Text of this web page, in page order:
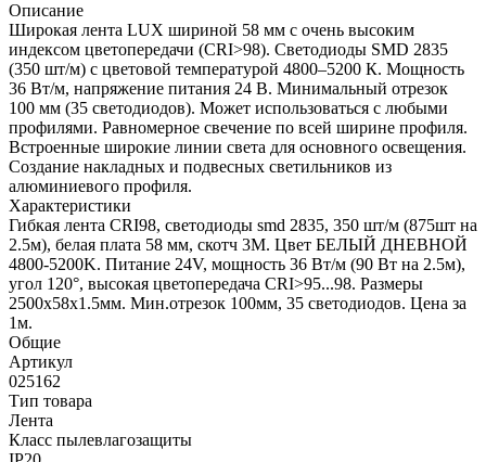
Описание
Широкая лента LUX шириной 58 мм с очень высоким
индексом цветопередачи (CRI>98). Светодиоды SMD 2835
(350 шт/м) с цветовой температурой 4800–5200 К. Мощность
36 Вт/м, напряжение питания 24 В. Минимальный отрезок
100 мм (35 светодиодов). Может использоваться с любыми
профилями. Равномерное свечение по всей ширине профиля.
Встроенные широкие линии света для основного освещения.
Создание накладных и подвесных светильников из
алюминиевого профиля.
Характеристики
Гибкая лента CRI98, светодиоды smd 2835, 350 шт/м (875шт на
2.5м), белая плата 58 мм, скотч 3М. Цвет БЕЛЫЙ ДНЕВНОЙ
4800-5200K. Питание 24V, мощность 36 Вт/м (90 Вт на 2.5м),
угол 120°, высокая цветопередача CRI>95...98. Размеры
2500х58x1.5мм. Мин.отрезок 100мм, 35 светодиодов. Цена за
1м.
Общие
Артикул
025162
Тип товара
Лента
Класс пылевлагозащиты